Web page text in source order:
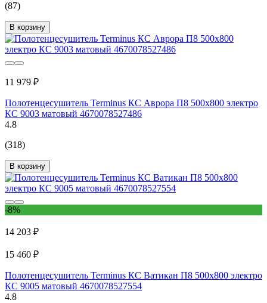
(87)
В корзину
11 979 ₽
Полотенцесушитель Terminus КС Аврора П8 500x800 электро
КС 9003 матовый 4670078527486
4.8
(318)
В корзину
-8%
14 203 ₽
15 460 ₽
Полотенцесушитель Terminus КС Ватикан П8 500x800 электро
КС 9005 матовый 4670078527554
4.8